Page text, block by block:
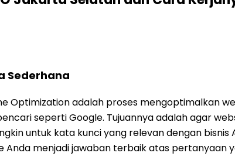
Sederhana
Optimization adalah proses mengoptimalkan
seperti Google. Tujuannya adalah agar
untuk kata kunci yang relevan dengan bisnis
Anda menjadi jawaban terbaik atas pertanyaan